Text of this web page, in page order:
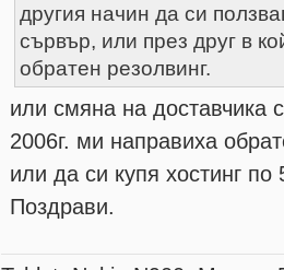
другия начин да си
сървър, или през друг в
обратен резолвинг.
или смяна на доставчика
2006г. ми направиха
или да си купя хостинг
Поздрави.